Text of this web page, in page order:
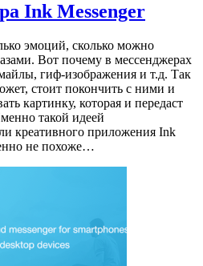
Ink Messenger
эмоций, сколько можно
Вот почему в мессенджерах
гиф-изображения и т.д. Так
стоит покончить с ними и
картинку, которая и передаст
такой идеей
креативного приложения Ink
не похоже…